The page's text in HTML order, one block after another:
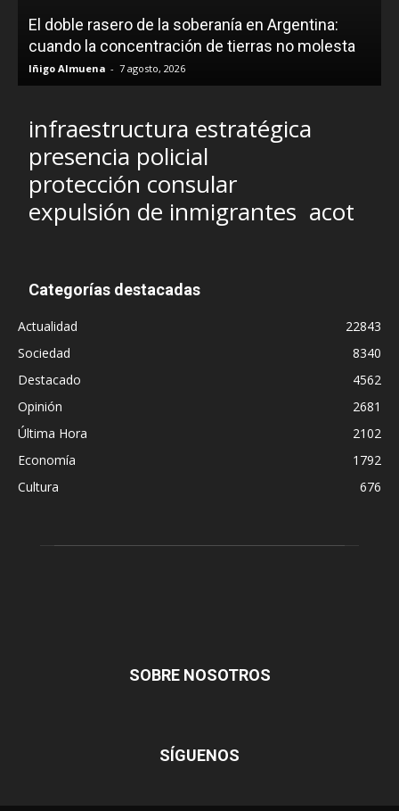
El doble rasero de la soberanía en Argentina:
cuando la concentración de tierras no molesta
Iñigo Almuena - 7 agosto, 2026
infraestructura estratégica
presencia policial
protección consular
expulsión de inmigrantes acot
Categorías destacadas
Actualidad
22843
Sociedad
8340
Destacado
4562
Opinión
2681
Última Hora
2102
Economía
1792
Cultura
676
SOBRE NOSOTROS
SÍGUENOS